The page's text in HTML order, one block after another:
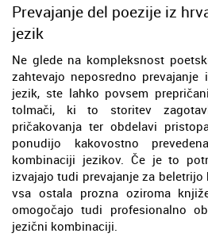
Prevajanje del poezije iz
jezik
Ne glede na kompleksnost
zahtevajo neposredno prevajanje
jezik, ste lahko povsem
tolmači, ki to storitev
pričakovanja ter obdelavi
ponudijo kakovostno
kombinaciji jezikov. Če je to
izvajajo tudi prevajanje za
vsa ostala prozna oziroma
omogočajo tudi profesionalno
jezični kombinaciji.